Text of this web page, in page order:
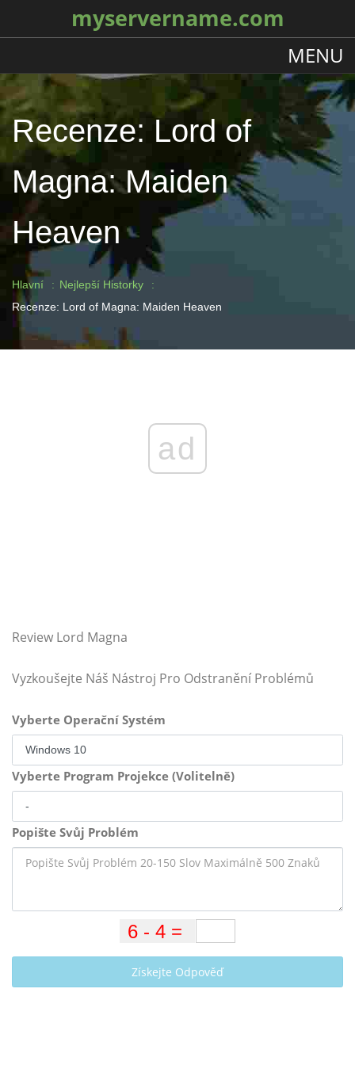
myservername.com
MENU
Recenze: Lord of
Magna: Maiden
Heaven
Hlavní
Nejlepší Historky
Recenze: Lord of Magna: Maiden Heaven
ad
Review Lord Magna
Vyzkoušejte Náš Nástroj Pro Odstranění Problémů
Vyberte Operační Systém
Vyberte Program Projekce (Volitelně)
Popište Svůj Problém
Získejte Odpověď